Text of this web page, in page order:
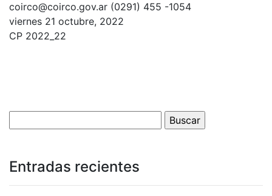
coirco@coirco.gov.ar (0291) 455 -1054
viernes 21 octubre, 2022
CP 2022_22
Entradas recientes